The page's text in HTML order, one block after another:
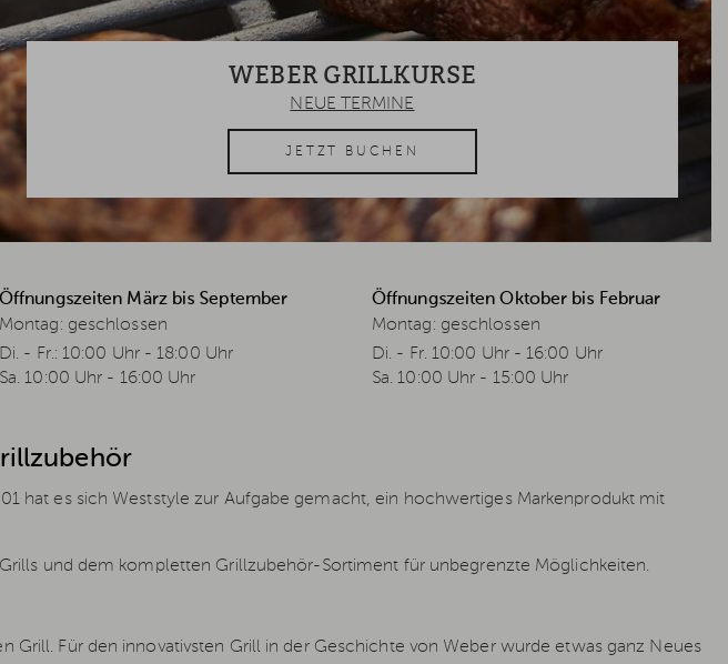
WEBER GRILLKURSE
NEUE TERMINE
JETZT BUCHEN
Öffnungszeiten März bis September
Montag: geschlossen
Di. - Fr.: 10:00 Uhr - 18:00 Uhr
Sa. 10:00 Uhr - 16:00 Uhr
Öffnungszeiten Oktober bis Februar
Montag: geschlossen
Di. - Fr. 10:00 Uhr - 16:00 Uhr
Sa. 10:00 Uhr - 15:00 Uhr
hat es sich Weststyle zur Aufgabe gemacht, ein hochwertiges Markenprodukt mit
und dem kompletten Grillzubehör-Sortiment für unbegrenzte Möglichkeiten.
Für den innovativsten Grill in der Geschichte von Weber wurde etwas ganz Neues